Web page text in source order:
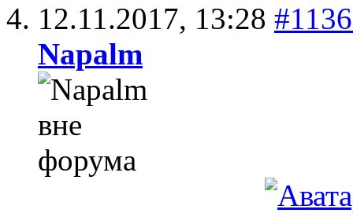
12.11.2017, 13:28
Napalm